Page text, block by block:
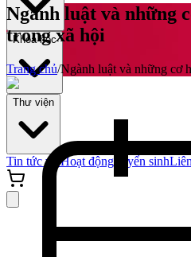
Khoá học
Thư viện
Tin tức và Hoạt động Tuyển sinh
Ngành luật và những
trong xã hội
Trang chủ/Ngành luật và những cơ